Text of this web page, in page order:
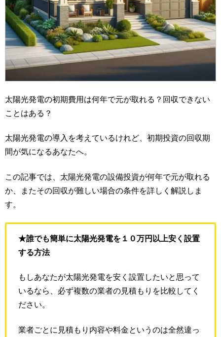
太陽光発電の初期費用は何年で元が取れる？回収できない
ことはある？
太陽光発電の導入を考えているけれど、初期投資の回収期
間が気になるあなたへ。
この記事では、太陽光発電の設備投資が何年で元が取れる
か、またその回収が難しい場合の条件を詳しく解説しま
す。
★誰でも簡単に太陽光発電を１０万円以上安く設置
する方法
もしあなたが太陽光発電を安く設置したいと思って
いるなら、必ず複数の業者の見積もりを比較してく
ださい。
業者ごとに見積もり内容や料金というのは全然違っ